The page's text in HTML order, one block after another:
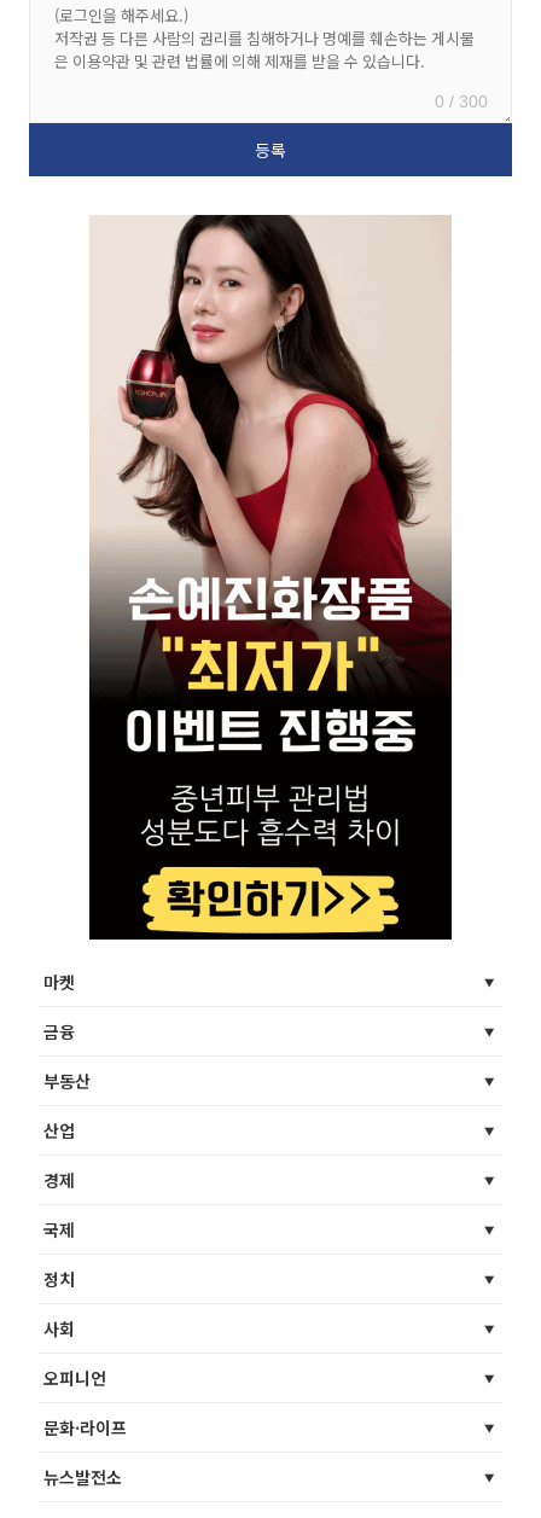
0 / 300
마켓
금융
부동산
산업
경제
국제
정치
사회
오피니언
문화·라이프
뉴스발전소